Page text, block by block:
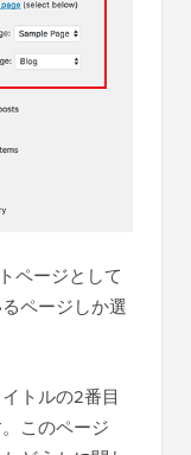
ページとして
ページしか選
トルの2番目
このページ